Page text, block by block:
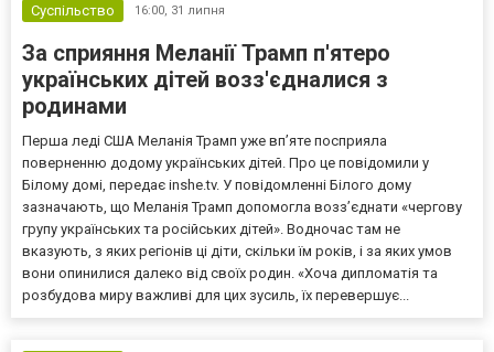
Суспільство 16:00, 31 липня
За сприяння Меланії Трамп п'ятеро
українських дітей возз'єдналися з
родинами
Перша леді США Меланія Трамп уже впʼяте посприяла
поверненню додому українських дітей. Про це повідомили у
Білому домі, передає inshe.tv. У повідомленні Білого дому
зазначають, що Меланія Трамп допомогла возз’єднати «чергову
групу українських та російських дітей». Водночас там не
вказують, з яких регіонів ці діти, скільки їм років, і за яких умов
вони опинилися далеко від своїх родин. «Хоча дипломатія та
розбудова миру важливі для цих зусиль, їх перевершує...